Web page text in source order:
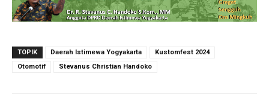
TOPIK Daerah Istimewa Yogyakarta
Kustomfest 2024
Otomotif
Stevanus Christian Handoko